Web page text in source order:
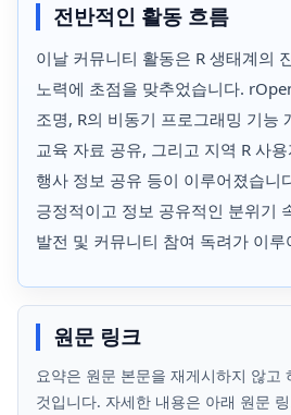
전반적인 활동 흐름
이날 커뮤니티 활동은 R 생태계의
노력에 초점을 맞추었습니다.
조명, R의 비동기 프로그래밍 기능
교육 자료 공유, 그리고 지역 R 사
행사 정보 공유 등이 이루어졌습니
긍정적이고 정보 공유적인 분위기
발전 및 커뮤니티 참여 독려가 이
원문 링크
요약은 원문 본문을 재게시하지 않고
것입니다. 자세한 내용은 아래 원문